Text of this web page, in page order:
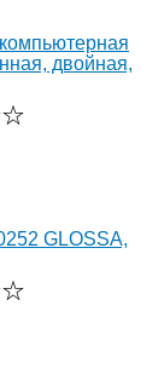
двойная,
GLOSSA,